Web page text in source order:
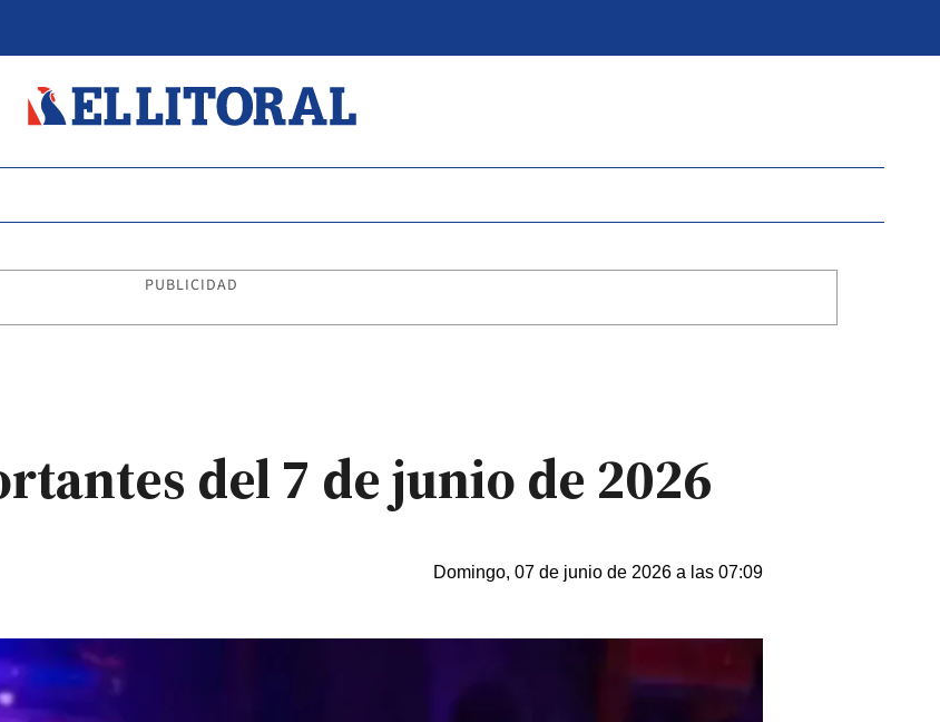
PUBLICIDAD
del 7 de junio de 2026
Domingo, 07 de junio de 2026 a las 07:09